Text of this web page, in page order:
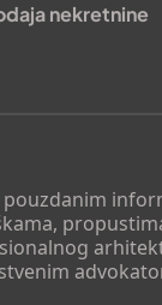
nekretnine